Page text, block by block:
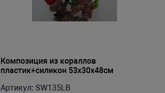
Композиция из кораллов
пластик+силикон 53х30х48см
Артикул: SW135LB